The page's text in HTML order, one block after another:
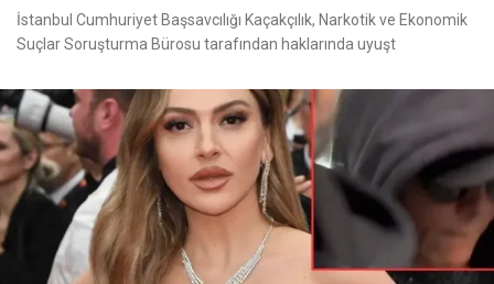
İstanbul Cumhuriyet Başsavcılığı Kaçakçılık, Narkotik ve Ekonomik
Suçlar Soruşturma Bürosu tarafından haklarında uyuşt